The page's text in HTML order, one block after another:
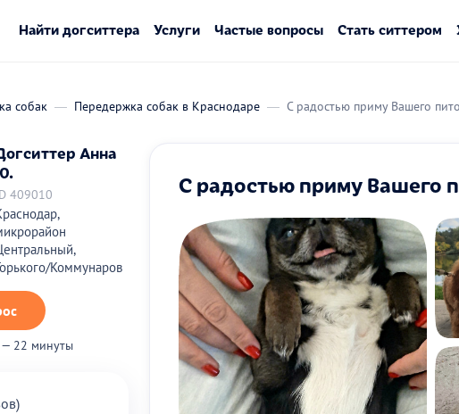
Найти догситтера Услуги Частые вопросы Стать ситтером
собак Передержка собак в Краснодаре С радостью приму Вашего
Анна
409010
Коммунаров
— 22 минуты
С радостью приму Вашего